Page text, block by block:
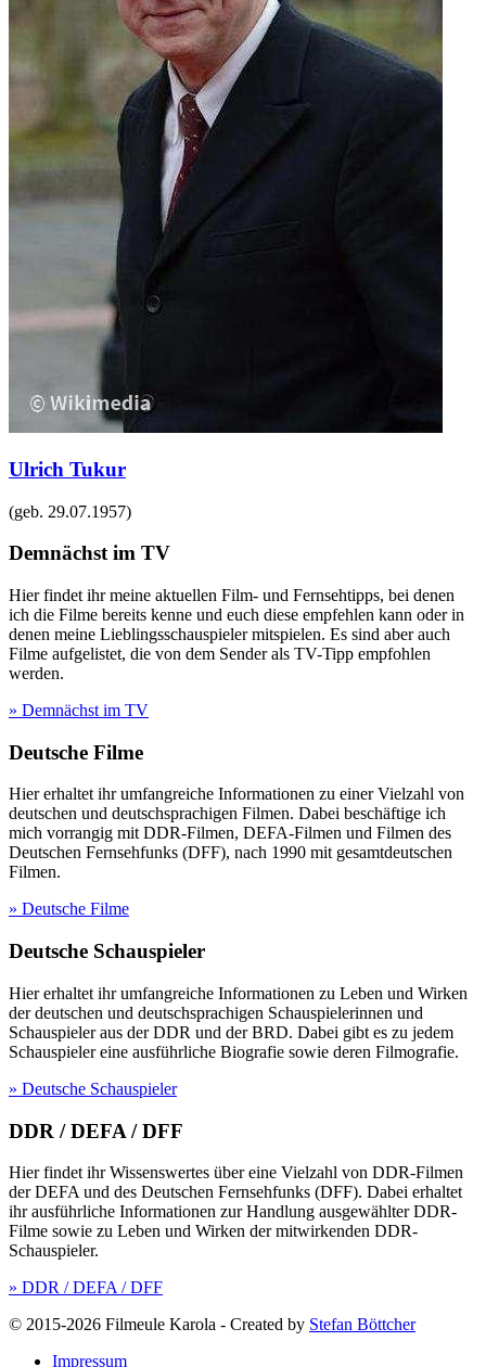
Ulrich Tukur
(geb. 29.07.1957)
Demnächst im TV
Hier findet ihr meine aktuellen Film- und Fernsehtipps, bei denen
ich die Filme bereits kenne und euch diese empfehlen kann oder in
denen meine Lieblingsschauspieler mitspielen. Es sind aber auch
Filme aufgelistet, die von dem Sender als TV-Tipp empfohlen
werden.
» Demnächst im TV
Deutsche Filme
Hier erhaltet ihr umfangreiche Informationen zu einer Vielzahl von
deutschen und deutschsprachigen Filmen. Dabei beschäftige ich
mich vorrangig mit DDR-Filmen, DEFA-Filmen und Filmen des
Deutschen Fernsehfunks (DFF), nach 1990 mit gesamtdeutschen
Filmen.
» Deutsche Filme
Deutsche Schauspieler
Hier erhaltet ihr umfangreiche Informationen zu Leben und Wirken
der deutschen und deutschsprachigen Schauspielerinnen und
Schauspieler aus der DDR und der BRD. Dabei gibt es zu jedem
Schauspieler eine ausführliche Biografie sowie deren Filmografie.
» Deutsche Schauspieler
DDR / DEFA / DFF
Hier findet ihr Wissenswertes über eine Vielzahl von DDR-Filmen
der DEFA und des Deutschen Fernsehfunks (DFF). Dabei erhaltet
ihr ausführliche Informationen zur Handlung ausgewählter DDR-
Filme sowie zu Leben und Wirken der mitwirkenden DDR-
Schauspieler.
» DDR / DEFA / DFF
© 2015-2026 Filmeule Karola - Created by Stefan Böttcher
Impressum